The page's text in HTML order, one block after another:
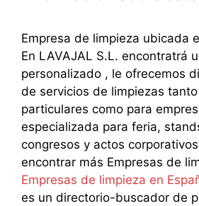
Empresa de limpieza ubicada
En LAVAJAL S.L. encontratrá
personalizado , le ofrecemos
de servicios de limpiezas
particulares como para
especializada para feria,
congresos y actos
encontrar más Empresas de
Empresas de limpieza en
es un directorio-buscador de